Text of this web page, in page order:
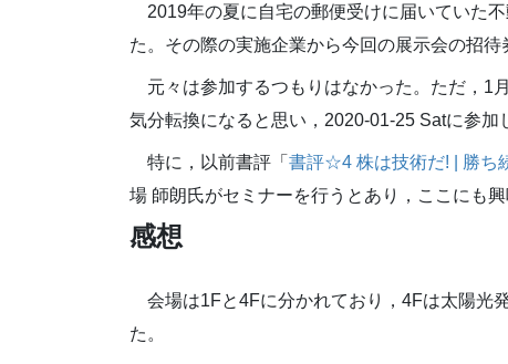
2019年の夏に自宅の郵便受けに届いていた
た。その際の実施企業から今回の展示会の招待
元々は参加するつもりはなかった。ただ，1
気分転換になると思い，2020-01-25 Satに参加
特に，以前書評「 書評☆4 株は技術だ! | 勝ち
場 師朗氏がセミナーを行うとあり，ここにも興
感想
会場は1Fと4Fに分かれており，4Fは太陽光
た。